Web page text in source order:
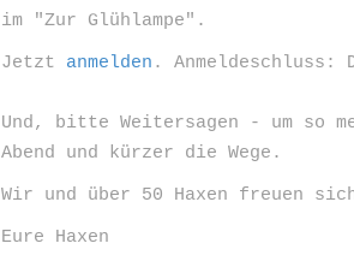
im "Zur Glühlampe".
Jetzt anmelden .
Und, bitte Weitersagen - um so
Abend und kürzer die Wege.
Wir und über 50 Haxen freuen
Eure Haxen